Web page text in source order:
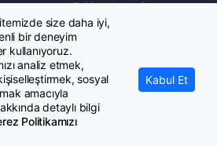
• KPSS Haberleri
• Eğitim Haberleri
• Maaş Verileri Haberleri
size daha iyi,
bir deneyim
kullanıyoruz.
analiz etmek,
sosyal
amacıyla
detaylı bilgi
Politikamızı
Kabul Et